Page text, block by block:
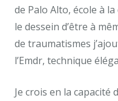
de Palo Alto, école à
le dessein d’être à
de traumatismes
l’Emdr, technique
Je crois en la capacité